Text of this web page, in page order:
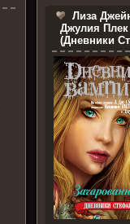
Лиза
Джулия
(Дневники